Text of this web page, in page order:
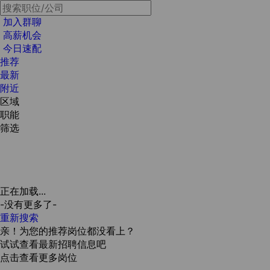
加入群聊
高薪机会
今日速配
推荐
最新
附近
区域
职能
筛选
正在加载...
-没有更多了-
重新搜索
亲！为您的推荐岗位都没看上？
试试查看最新招聘信息吧
点击查看更多岗位